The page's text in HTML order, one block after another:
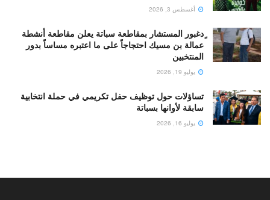
أغسطس 3, 2026
ٍدغبور المستشار بمقاطعة سباتة يعلن مقاطعة أنشطة
عمالة بن مسيك احتجاجاً على ما اعتبره مساساً بدور
المنتخبين
يوليو 19, 2026
تساؤلات حول توظيف حفل تكريمي في حملة انتخابية
سابقة لأوانها بسباتة
يوليو 16, 2026